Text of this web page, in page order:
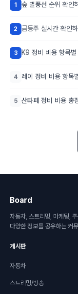
1 숲 별풍선 순위 확인
2 급등주 실시간 확인
3 K9 정비 비용 항목
4 레이 정비 비용 항목
5 산타페 정비 비용 총
Board
자동차, 스트리밍, 마케팅,
다양한 정보를 공유하는 커
게시판
자동차
스트리밍/방송